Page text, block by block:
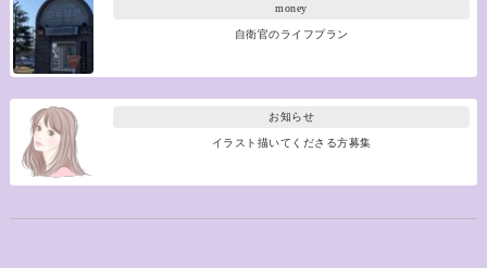
money
自衛官のライフプラン
お知らせ
イラスト描いてくださる方募集